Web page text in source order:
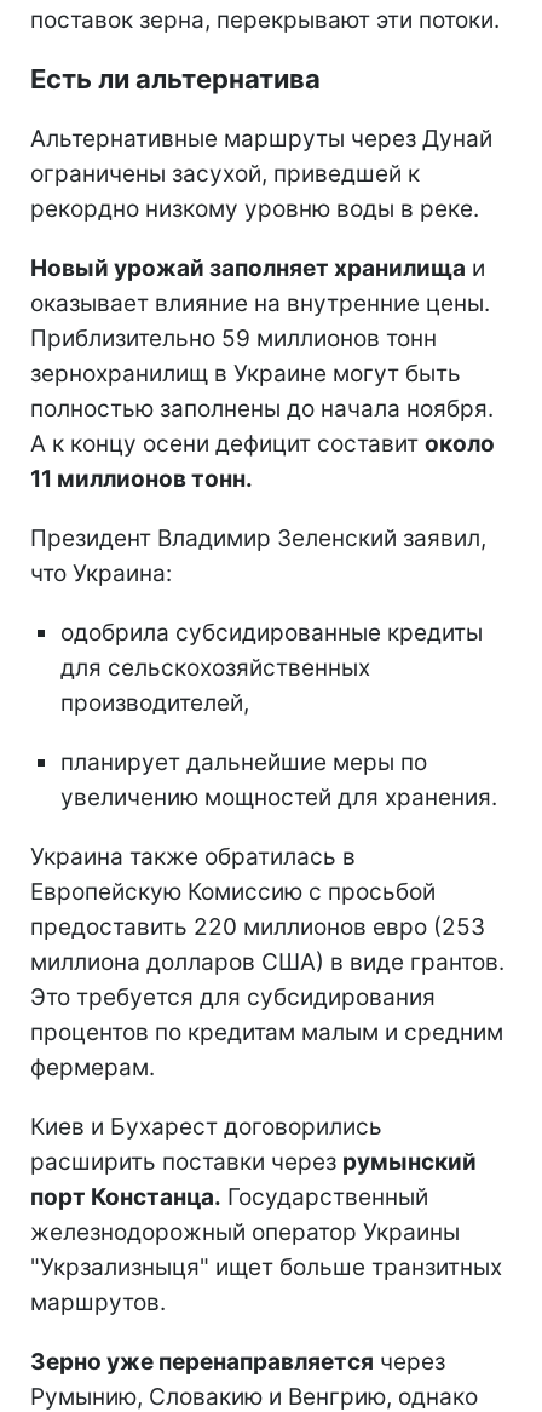
поставок зерна, перекрывают эти потоки.
Есть ли альтернатива
Альтернативные маршруты через Дунай
ограничены засухой, приведшей к
рекордно низкому уровню воды в реке.
Новый урожай заполняет хранилища и
оказывает влияние на внутренние цены.
Приблизительно 59 миллионов тонн
зернохранилищ в Украине могут быть
полностью заполнены до начала ноября.
А к концу осени дефицит составит около
11 миллионов тонн.
Президент Владимир Зеленский заявил,
что Украина:
одобрила субсидированные кредиты
для сельскохозяйственных
производителей,
планирует дальнейшие меры по
увеличению мощностей для хранения.
Украина также обратилась в
Европейскую Комиссию с просьбой
предоставить 220 миллионов евро (253
миллиона долларов США) в виде грантов.
Это требуется для субсидирования
процентов по кредитам малым и средним
фермерам.
Киев и Бухарест договорились
расширить поставки через румынский
порт Констанца. Государственный
железнодорожный оператор Украины
"Укрзализныця" ищет больше транзитных
маршрутов.
Зерно уже перенаправляется через
Румынию, Словакию и Венгрию, однако